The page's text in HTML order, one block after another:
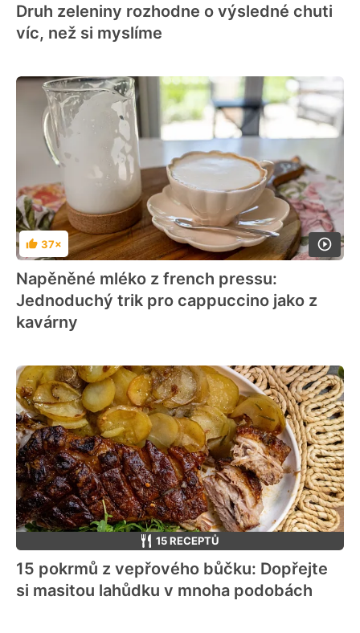
Druh zeleniny rozhodne o výsledné chuti
víc, než si myslíme
Hodnocení
37×
Napěněné mléko z french pressu:
Jednoduchý trik pro cappuccino jako z
kavárny
15 RECEPTŮ
15 pokrmů z vepřového bůčku: Dopřejte
si masitou lahůdku v mnoha podobách